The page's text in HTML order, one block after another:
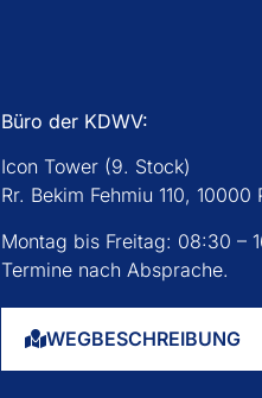
Büro der KDWV:
Icon Tower (9. Stock)
Rr. Bekim Fehmiu 110,
Montag bis Freitag: 08:30 –
Termine nach Absprache.
WEGBESCHREIBUNG